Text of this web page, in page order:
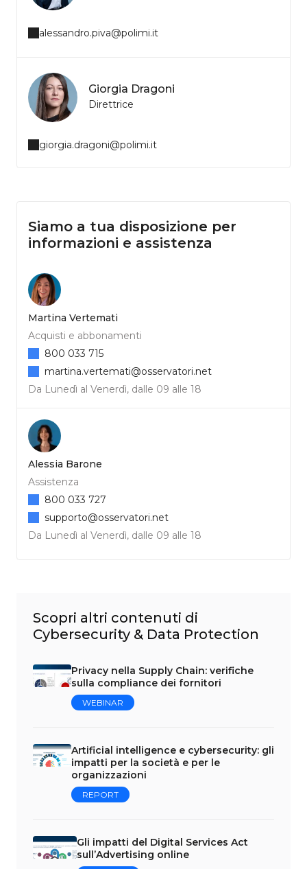
alessandro.piva@polimi.it
Giorgia Dragoni
Direttrice
giorgia.dragoni@polimi.it
Siamo a tua disposizione per
informazioni e assistenza
Martina Vertemati
Acquisti e abbonamenti
Da Lunedì al Venerdì, dalle 09 alle 18
800 033 715
martina.vertemati@osservatori.net
Alessia Barone
Assistenza
Da Lunedì al Venerdì, dalle 09 alle 18
800 033 727
supporto@osservatori.net
Scopri altri contenuti di
Cybersecurity & Data Protection
Privacy nella Supply Chain: verifiche
sulla compliance dei fornitori
WEBINAR
Artificial intelligence e cybersecurity: gli
impatti per la società e per le
organizzazioni
REPORT
Gli impatti del Digital Services Act
sull’Advertising online